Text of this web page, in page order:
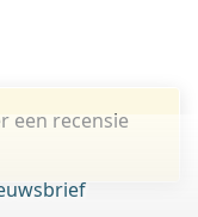
een recensie